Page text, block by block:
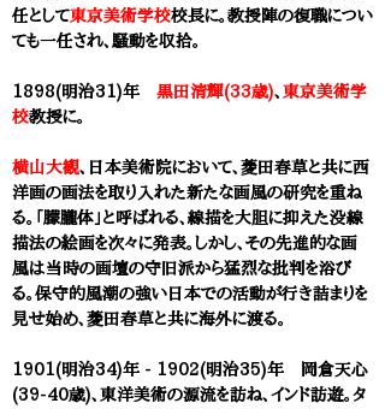
任として東京美術学校校長に。 教授陣の復職につい
ても一任され、騒動を収拾。
1898(明治31)年 黒田清輝(33歳)、 東京美術学
校教授に。
横山大観、日本美術院において、菱田春草と共に西
洋画の画法を取り入れた新たな画風の研究を重ね
る。「朦朧体」と呼ばれる、線描を大胆に抑えた没線
描法の絵画を次々に発表。しかし、その先進的な画
風は当時の画壇の守旧派から猛烈な批判を浴び
る。保守的風潮の強い日本での活動が行き詰まりを
見せ始め、菱田春草と共に海外に渡る。
1901(明治34)年 - 1902(明治35)年 岡倉天心
(39-40歳)、東洋美術の源流を訪ね、インド訪遊。タ